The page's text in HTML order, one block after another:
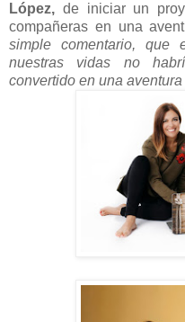
López, de iniciar un
compañeras en una
simple comentario, que
nuestras vidas no
convertido en una